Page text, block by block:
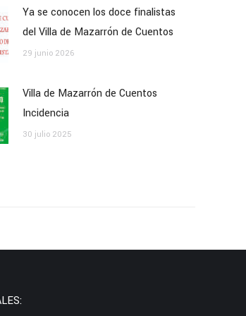
Ya se conocen los doce finalistas
del Villa de Mazarrón de Cuentos
29 junio 2026
Villa de Mazarrón de Cuentos
Incidencia
30 julio 2025